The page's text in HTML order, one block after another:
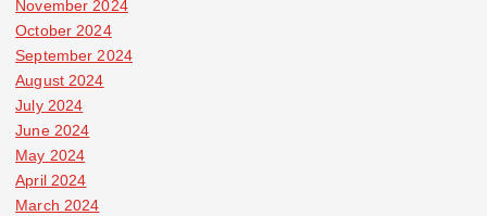
November 2024
October 2024
September 2024
August 2024
July 2024
June 2024
May 2024
April 2024
March 2024